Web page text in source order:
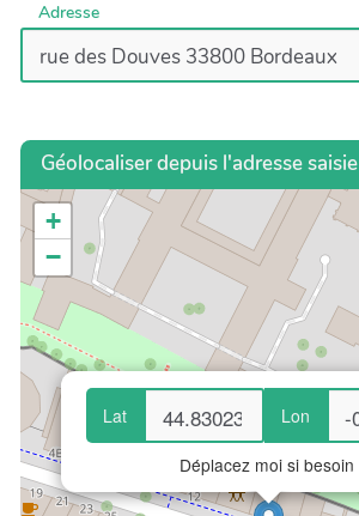
Adresse
Géolocaliser depuis l'adresse saisie
Lat Lon
Déplacez moi si besoin
+
−